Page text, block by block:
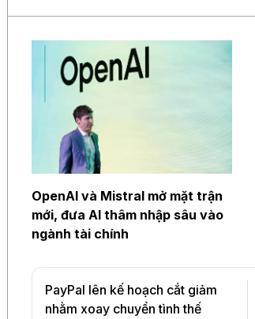
OpenAI và Mistral mở mặt trận
mới, đưa AI thâm nhập sâu vào
ngành tài chính
PayPal lên kế hoạch cắt giảm
nhằm xoay chuyển tình thế